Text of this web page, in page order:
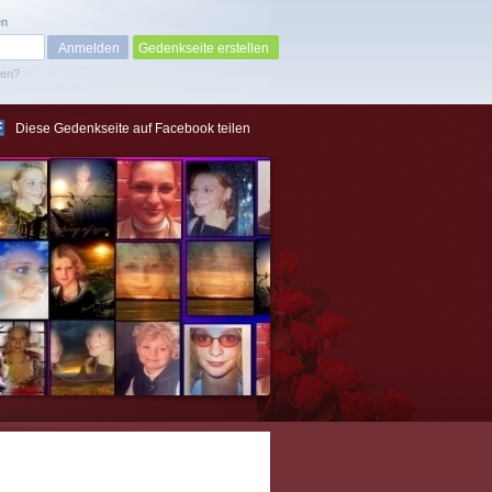
Gedenkseite erstellen
Diese Gedenkseite auf Facebook teilen